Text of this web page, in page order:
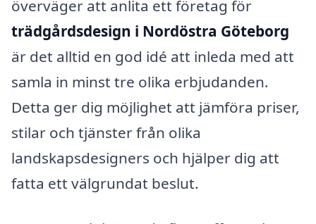
överväger att anlita ett företag för
trädgårdsdesign i Nordöstra Göteborg
är det alltid en god idé att inleda med att
samla in minst tre olika erbjudanden.
Detta ger dig möjlighet att jämföra priser,
stilar och tjänster från olika
landskapsdesigners och hjälper dig att
fatta ett välgrundat beslut.